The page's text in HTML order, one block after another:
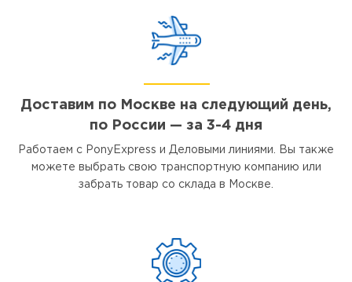
Доставим по Москве на следующий день,
по России — за 3-4 дня
Работаем с PonyExpress и Деловыми линиями. Вы также
можете выбрать свою транспортную компанию или
забрать товар со склада в Москве.